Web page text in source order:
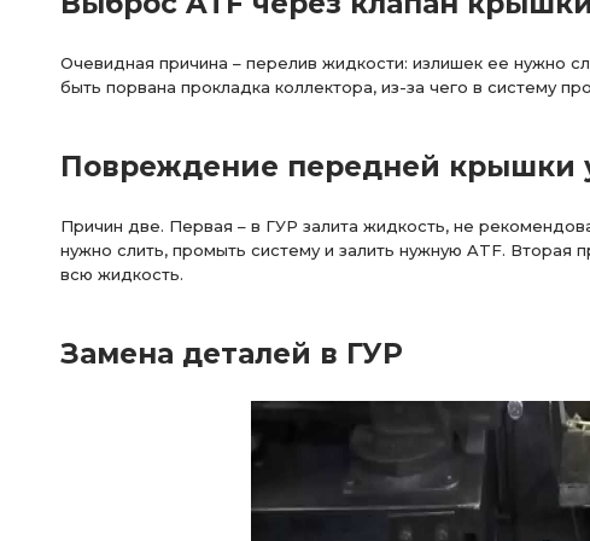
Очевидная причина – перелив жидкости: излишек ее нужно
быть порвана прокладка коллектора, из-за чего в систему
Повреждение передней крышки
Причин две. Первая – в ГУР залита жидкость, не
нужно слить, промыть систему и залить нужную ATF.
всю жидкость.
Замена деталей в ГУР